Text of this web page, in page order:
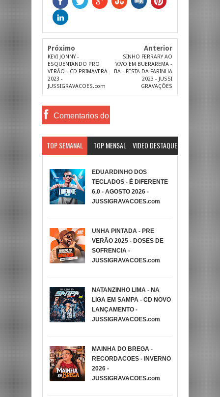
Próximo
KEVI JONNY -
ESQUENTANDO PRO
VERÃO - CD PRIMAVERA
2023 -
JUSSIGRAVACOES.com
Anterior
SINHO FERRARY AO
VIVO EM BUERAREMA -
BA - FESTA DA FARINHA
2023 - JUSSI
GRAVAÇÕES
Comentarios do
TOP SEMANAL TOP MENSAL VIDEO DESTAQUE
EDUARDINHO DOS
TECLADOS - É DIFERENTE
6.0 - AGOSTO 2026 -
JUSSIGRAVACOES.com
UNHA PINTADA - PRE
VERÃO 2025 - DOSES DE
SOFRENCIA -
JUSSIGRAVACOES.com
NATANZINHO LIMA - NA
LIGA EM SAMPA - CD NOVO
LANÇAMENTO -
JUSSIGRAVACOES.com
MAINHA DO BREGA -
RECORDACOES - INVERNO
2026 -
JUSSIGRAVACOES.com